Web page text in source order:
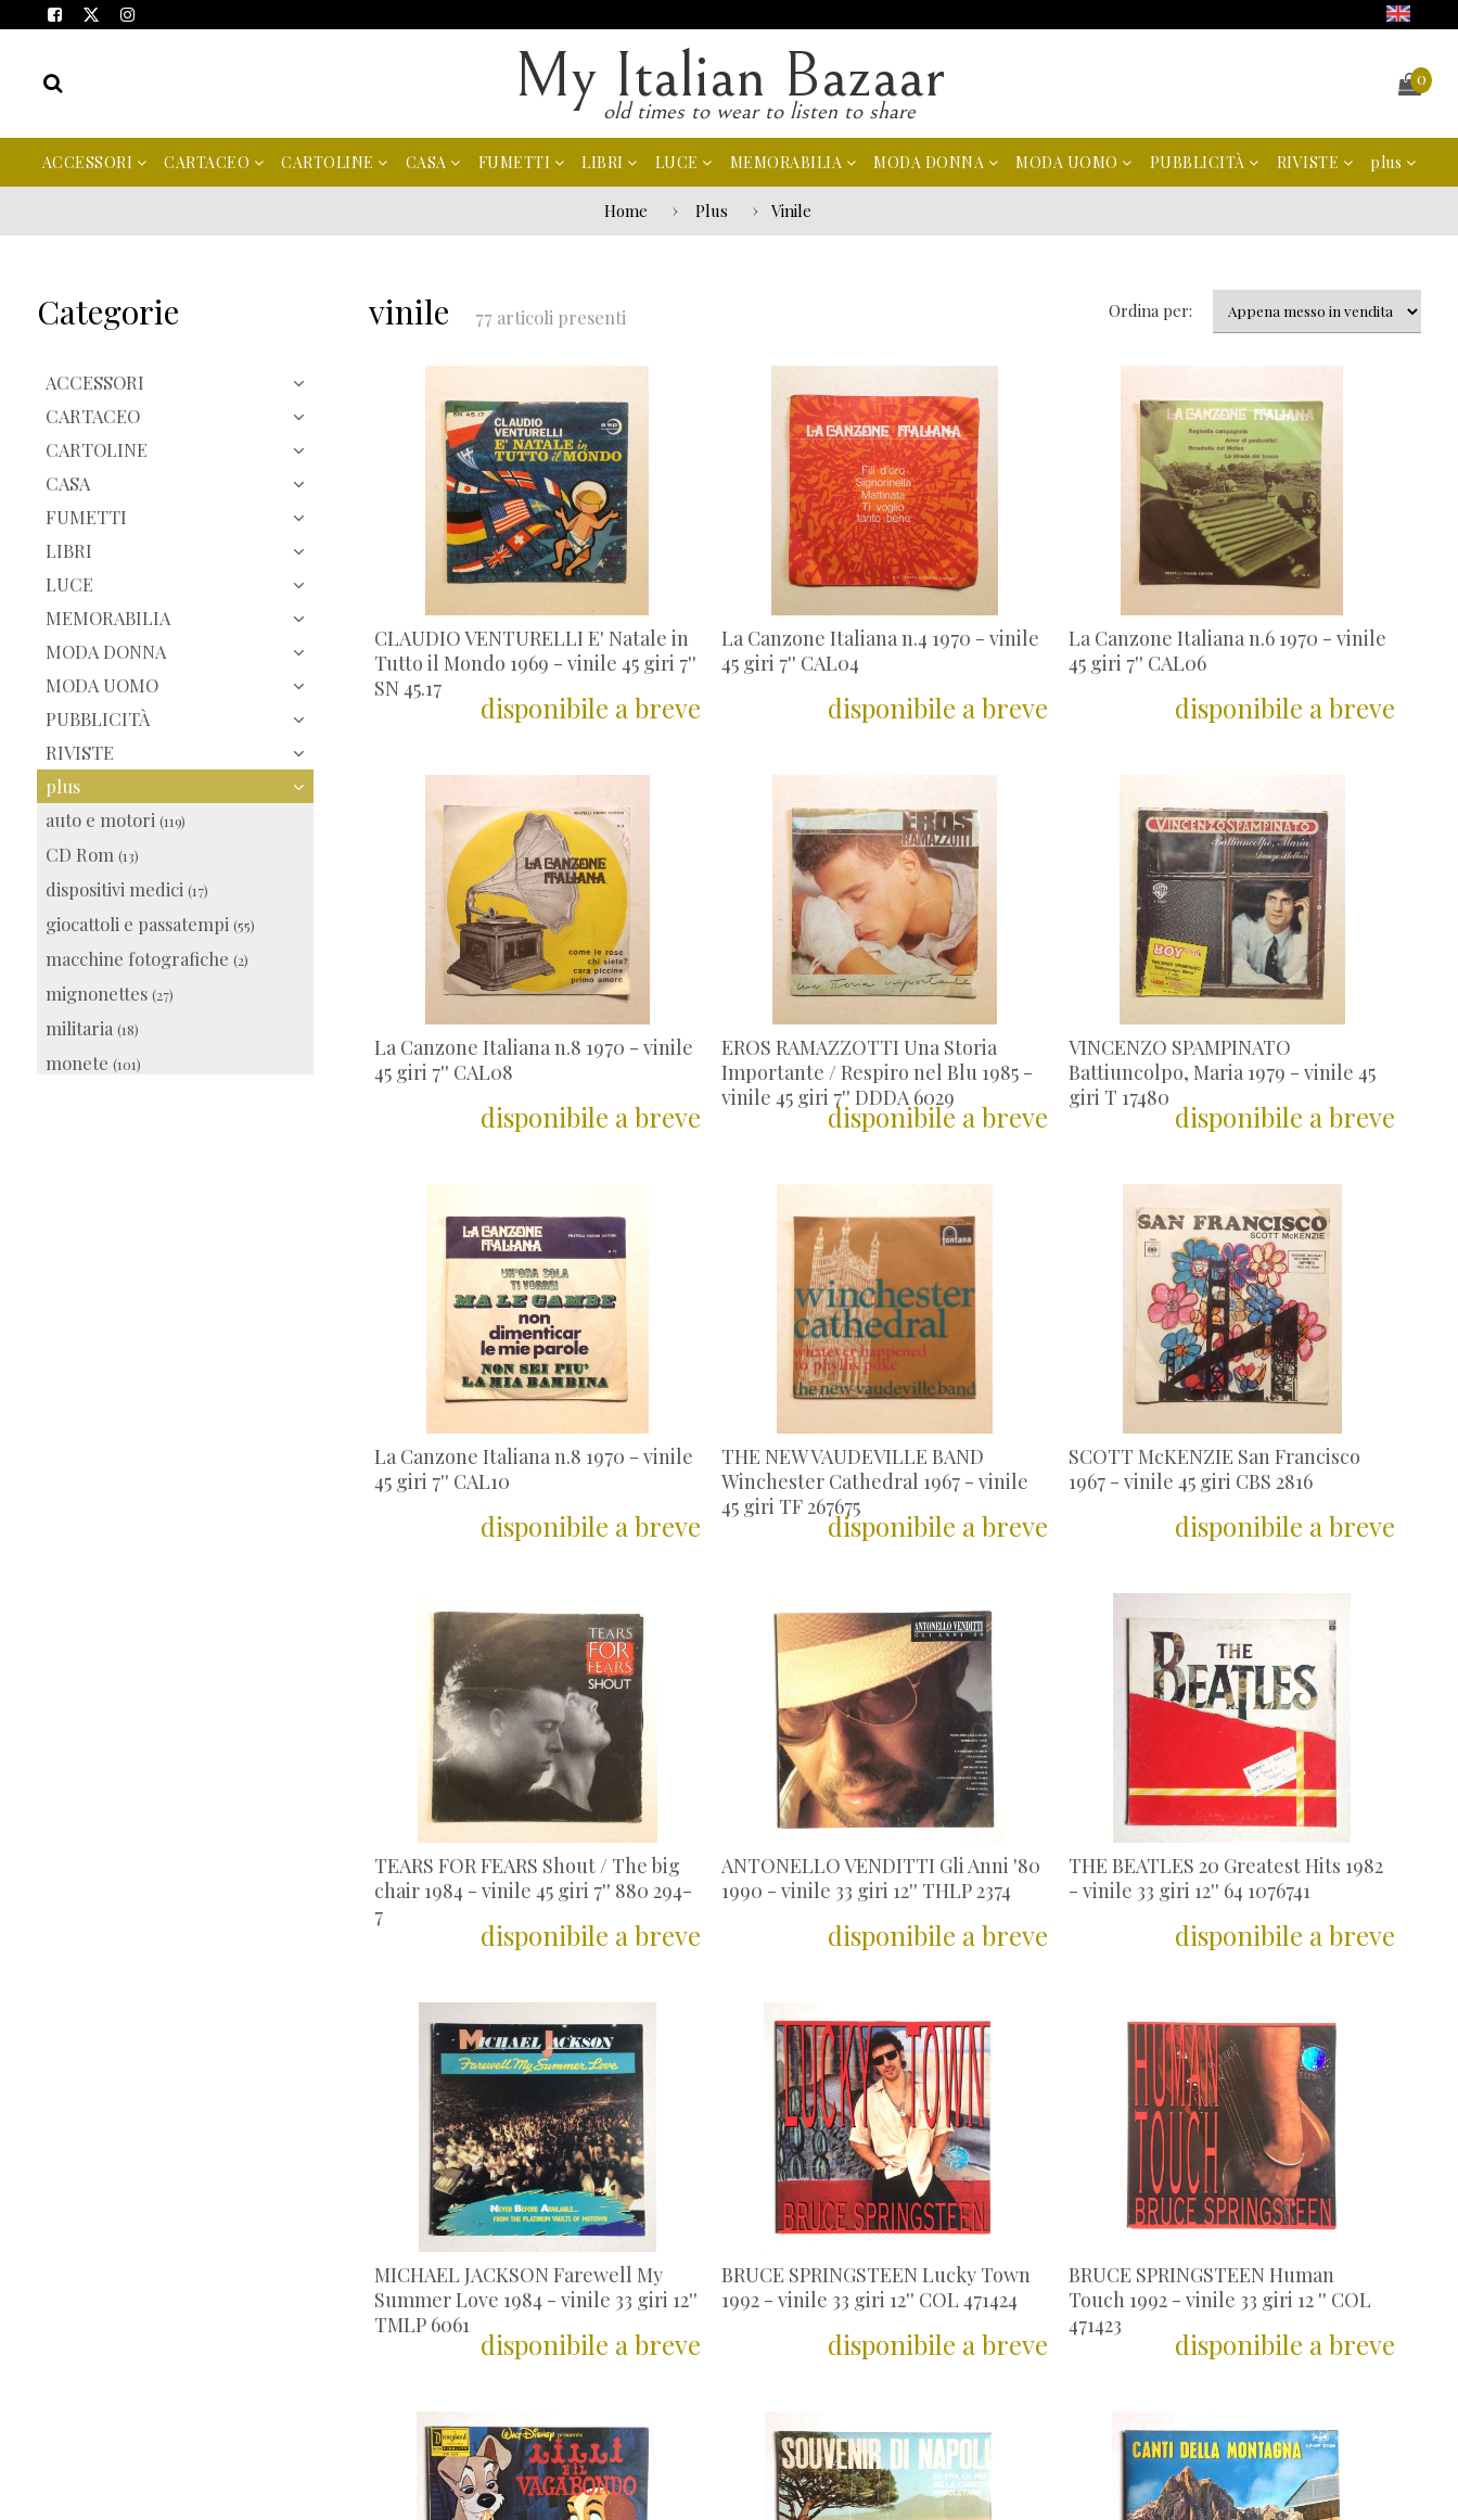
My Italian Bazaar
old times to wear to listen to share
0
ACCESSORI CARTACEO CARTOLINE CASA FUMETTI LIBRI LUCE MEMORABILIA MODA DONNA MODA UOMO PUBBLICITÀ RIVISTE plus
Home Plus Vinile
Categorie
ACCESSORI
CARTACEO
CARTOLINE
CASA
FUMETTI
LIBRI
LUCE
MEMORABILIA
MODA DONNA
MODA UOMO
PUBBLICITÀ
RIVISTE
plus
auto e motori (119)
CD Rom (13)
dispositivi medici (17)
giocattoli e passatempi (55)
macchine fotografiche (2)
mignonettes (27)
militaria (18)
monete (101)
vinile 77 articoli presenti Ordina per:
CLAUDIO VENTURELLI E' Natale in
Tutto il Mondo 1969 - vinile 45 giri 7''
SN 45.17
disponibile a breve
La Canzone Italiana n.4 1970 - vinile
45 giri 7'' CAL04
disponibile a breve
La Canzone Italiana n.6 1970 - vinile
45 giri 7'' CAL06
disponibile a breve
La Canzone Italiana n.8 1970 - vinile
45 giri 7'' CAL08
disponibile a breve
EROS RAMAZZOTTI Una Storia
Importante / Respiro nel Blu 1985 -
vinile 45 giri 7'' DDDA 6029
disponibile a breve
VINCENZO SPAMPINATO
Battiuncolpo, Maria 1979 - vinile 45
giri T 17480
disponibile a breve
La Canzone Italiana n.8 1970 - vinile
45 giri 7'' CAL10
disponibile a breve
THE NEW VAUDEVILLE BAND
Winchester Cathedral 1967 - vinile
45 giri TF 267675
disponibile a breve
SCOTT McKENZIE San Francisco
1967 - vinile 45 giri CBS 2816
disponibile a breve
TEARS FOR FEARS Shout / The big
chair 1984 - vinile 45 giri 7'' 880 294-
7
disponibile a breve
ANTONELLO VENDITTI Gli Anni '80
1990 - vinile 33 giri 12'' THLP 2374
disponibile a breve
THE BEATLES 20 Greatest Hits 1982
- vinile 33 giri 12'' 64 1076741
disponibile a breve
MICHAEL JACKSON Farewell My
Summer Love 1984 - vinile 33 giri 12''
TMLP 6061
disponibile a breve
BRUCE SPRINGSTEEN Lucky Town
1992 - vinile 33 giri 12'' COL 471424
disponibile a breve
BRUCE SPRINGSTEEN Human
Touch 1992 - vinile 33 giri 12 '' COL
471423
disponibile a breve